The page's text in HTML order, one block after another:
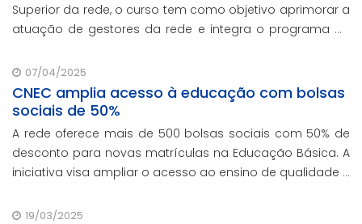
Superior da rede, o curso tem como objetivo aprimorar a
atuação de gestores da rede e integra o programa de
contando com o oferecimento gratuito da Re
07/04/2025
CNEC amplia acesso à educação com bolsas
sociais de 50%
A rede oferece mais de 500 bolsas sociais com 50% de
desconto para novas matrículas na Educação Básica. A
iniciativa visa ampliar o acesso ao ensino de qualidade e
19/03/2025